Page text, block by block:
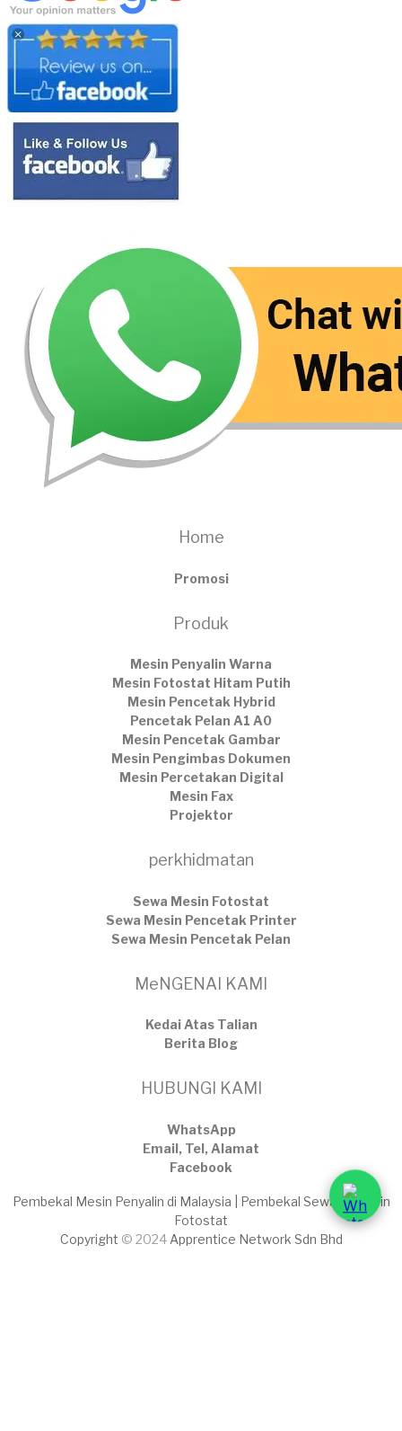
Home
Promosi
Produk
Mesin Penyalin Warna
Mesin Fotostat Hitam Putih
Mesin Pencetak Hybrid
Pencetak Pelan A1 A0
Mesin Pencetak Gambar
Mesin Pengimbas Dokumen
Mesin Percetakan Digital
Mesin Fax
Projektor
perkhidmatan
Sewa Mesin Fotostat
Sewa Mesin Pencetak Printer
Sewa Mesin Pencetak Pelan
MeNGENAI KAMI
Kedai Atas Talian
​Berita Blog
HUBUNGI KAMI
WhatsApp
Email, Tel, Alamat
Facebook
Pembekal Mesin Penyalin di Malaysia | Pembekal Sewaan Mesin
Fotostat
Copyright © 2024 Apprentice Network Sdn Bhd